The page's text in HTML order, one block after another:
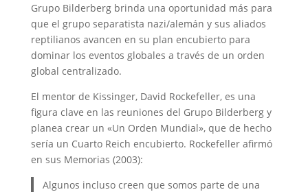
Grupo Bilderberg brinda una oportunidad más para
que el grupo separatista nazi/alemán y sus aliados
reptilianos avancen en su plan encubierto para
dominar los eventos globales a través de un orden
global centralizado.
El mentor de Kissinger, David Rockefeller, es una
figura clave en las reuniones del Grupo Bilderberg y
planea crear un «Un Orden Mundial», que de hecho
sería un Cuarto Reich encubierto. Rockefeller afirmó
en sus Memorias (2003):
Algunos incluso creen que somos parte de una